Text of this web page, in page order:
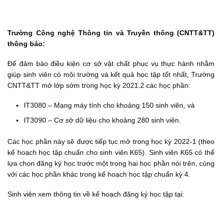
Trường Công nghệ Thông tin và Truyền thông (CNTT&TT)
thông báo:
Để đảm bảo điều kiện cơ sở vật chất phục vụ thực hành nhằm
giúp sinh viên có môi trường và kết quả học tập tốt nhất, Trường
CNTT&TT mở lớp sớm trong học kỳ 2021.2 các học phần:
IT3080 – Mạng máy tính cho khoảng 150 sinh viên, và
IT3090 – Cơ sở dữ liệu cho khoảng 280 sinh viên.
Các học phần này sẽ được tiếp tục mở trong học kỳ 2022-1 (theo
kế hoạch học tập chuẩn cho sinh viên K65). Sinh viên K65 có thể
lựa chọn đăng ký học trước một trong hai học phần nói trên, cùng
với các học phần khác trong kế hoạch học tập chuẩn kỳ 4.
Sinh viên xem thông tin về kế hoạch đăng ký học tập tại: